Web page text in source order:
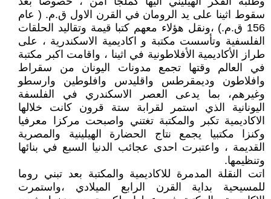
سقوط اثينا على يد الرومان في القرن الاول ق.م. ( عام
156 ق.م.) ،ونقل هؤلاء معهم كتبا قيمة وتقاليد الحلقات
الفلسفية وتأسست مكتبة و اكاديمية الاسكندرية ، على
طراز الأكاديمية الأفلاطونية في اثينا ، واقامت اكبر مكتبة
في العالم وقتها تجمع مدونات اليونان من سقراط
وافلاطون وديمقرطس واقليدس وافلوطين وارسطو
وغيرهم، بما يدعى العصر الاسكندري في الفلسفة
اليونانية الذي استمر لقرابة ستة قرون كانت خلالها
الاكاديمية تكبر والمكتبة تغتني واصبحت مركزا معرفيا
وكنزا مكتبيا يجمع نتاج الحضارة الهيلينية والمصرية
القديمة ، واعتبرت احدى عجائب الدنيا السبع في بنائها
وتنظيمها.
اتت النقلة المدمرة للاكاديمية والمكتبة بعد تبني روما
للمسيحية بداية القرن الرابع الميلادي ،واستمرت